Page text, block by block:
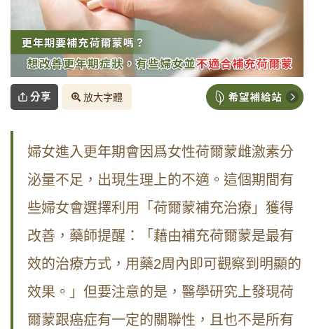
分享 放大字體
婦女進入更年期會因爲女性荷爾蒙雌激素分
泌量不足，出現生理上的不適。這個期間有
些婦女會選擇利用「荷爾蒙補充治療」獲得
改善，藥師提醒：「藉由補充荷爾蒙是最有
效的治療方式，用藥2周內即可觀察到明顯的
效果。」但要注意的是，醫學研究上發現荷
爾蒙跟癌症有一定的關聯性，且也不是所有